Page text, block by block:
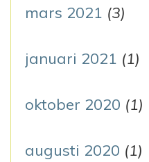
mars 2021 (3)
januari 2021 (1)
oktober 2020 (1)
augusti 2020 (1)